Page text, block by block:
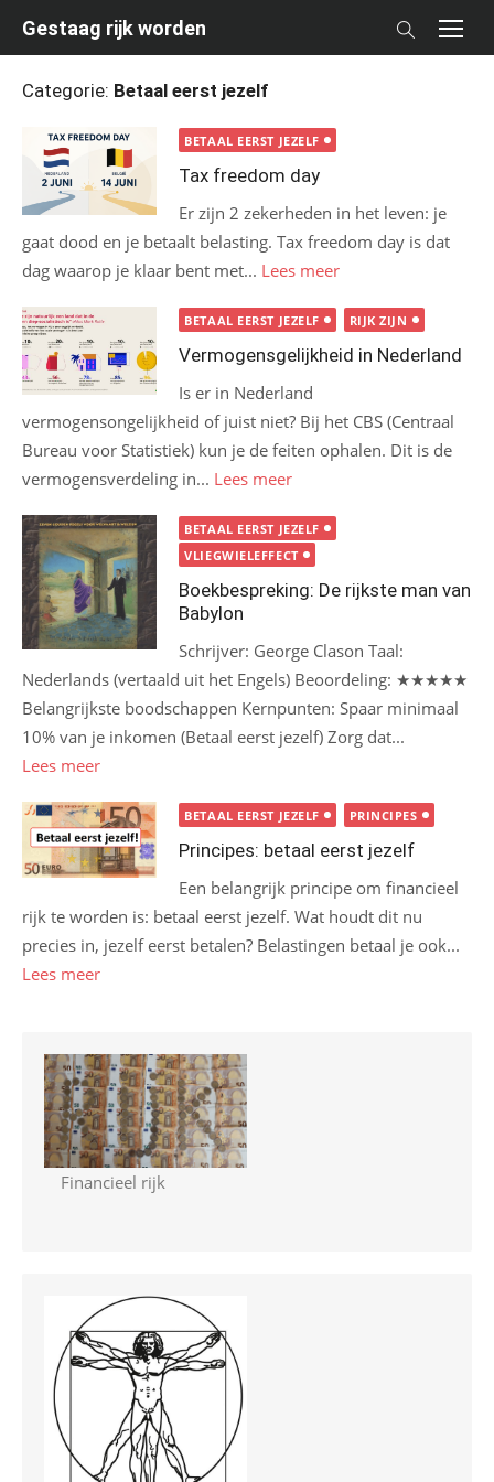
Gestaag rijk worden
Categorie: Betaal eerst jezelf
BETAAL EERST JEZELF
Tax freedom day
Er zijn 2 zekerheden in het leven: je
gaat dood en je betaalt belasting. Tax freedom day is dat
dag waarop je klaar bent met... Lees meer
BETAAL EERST JEZELF RIJK ZIJN
Vermogensgelijkheid in Nederland
Is er in Nederland
vermogensongelijkheid of juist niet? Bij het CBS (Centraal
Bureau voor Statistiek) kun je de feiten ophalen. Dit is de
vermogensverdeling in... Lees meer
BETAAL EERST JEZELF
VLIEGWIELEFFECT
Boekbespreking: De rijkste man van
Babylon
Schrijver: George Clason Taal:
Nederlands (vertaald uit het Engels) Beoordeling: ★★★★★
Belangrijkste boodschappen Kernpunten: Spaar minimaal
10% van je inkomen (Betaal eerst jezelf) Zorg dat...
Lees meer
BETAAL EERST JEZELF PRINCIPES
Principes: betaal eerst jezelf
Een belangrijk principe om financieel
rijk te worden is: betaal eerst jezelf. Wat houdt dit nu
precies in, jezelf eerst betalen? Belastingen betaal je ook...
Lees meer
Financieel rijk